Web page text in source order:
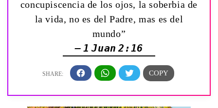
concupiscencia de los ojos, la soberbia de
la vida, no es del Padre, mas es del
mundo”
— 1 Juan 2:16